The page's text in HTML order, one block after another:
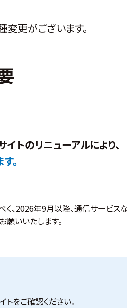
更がございます。
トのリニューアルにより、
。
、2026年9月以降、通信サービス
いいたします。
をご確認ください。